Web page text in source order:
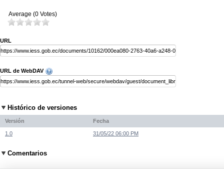
Average (0 Votes)
URL
URL de WebDAV
Histórico de versiones
Versión Fecha
1.0 31/05/22 06:00 PM
Comentarios